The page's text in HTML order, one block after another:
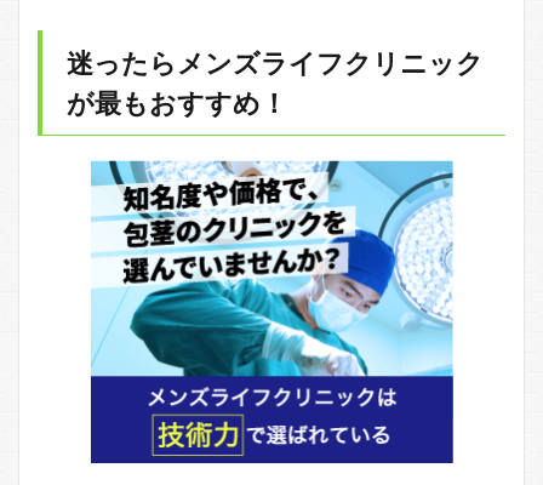
迷ったらメンズライフクリニック
が最もおすすめ！